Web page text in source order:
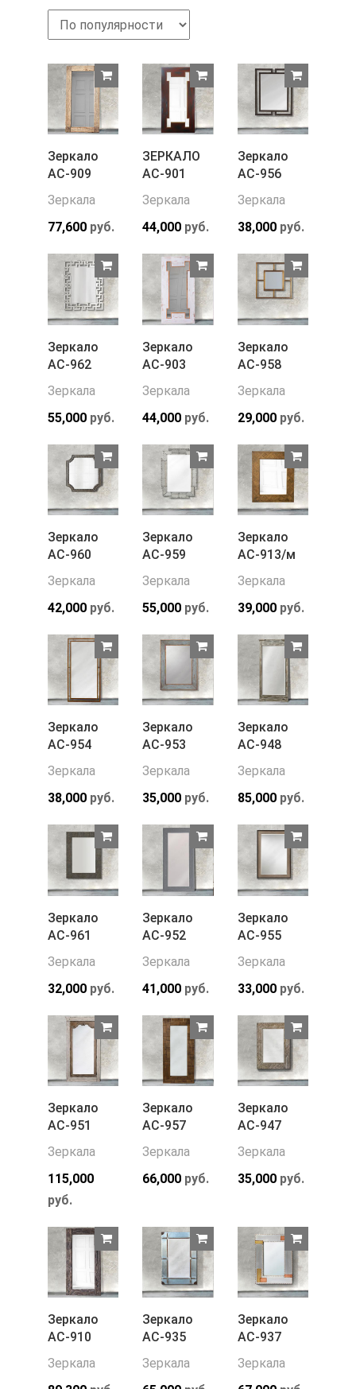
Зеркало
АС-909
Зеркала
77,600 руб.
ЗЕРКАЛО
АС-901
Зеркала
44,000 руб.
Зеркало
АС-956
Зеркала
38,000руб.
Зеркало
АС-962
Зеркала
55,000 руб.
Зеркало
АС-903
Зеркала
44,000 руб.
Зеркало
АС-958
Зеркала
29,000руб.
Зеркало
АС-960
Зеркала
42,000 руб.
Зеркало
АС-959
Зеркала
55,000 руб.
Зеркало
АС-913/м
Зеркала
39,000руб.
Зеркало
АС-954
Зеркала
38,000 руб.
Зеркало
АС-953
Зеркала
35,000 руб.
Зеркало
АС-948
Зеркала
85,000руб.
Зеркало
АС-961
Зеркала
32,000 руб.
Зеркало
АС-952
Зеркала
41,000 руб.
Зеркало
АС-955
Зеркала
33,000руб.
Зеркало
АС-951
Зеркала
115,000
руб.
Зеркало
АС-957
Зеркала
66,000 руб.
Зеркало
АС-947
Зеркала
35,000руб.
Зеркало
АС-910
Зеркала
Зеркало
АС-935
Зеркала
Зеркало
АС-937
Зеркала